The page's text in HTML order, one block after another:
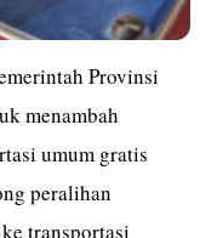
Provinsi
menambah
umum gratis
peralihan
transportasi